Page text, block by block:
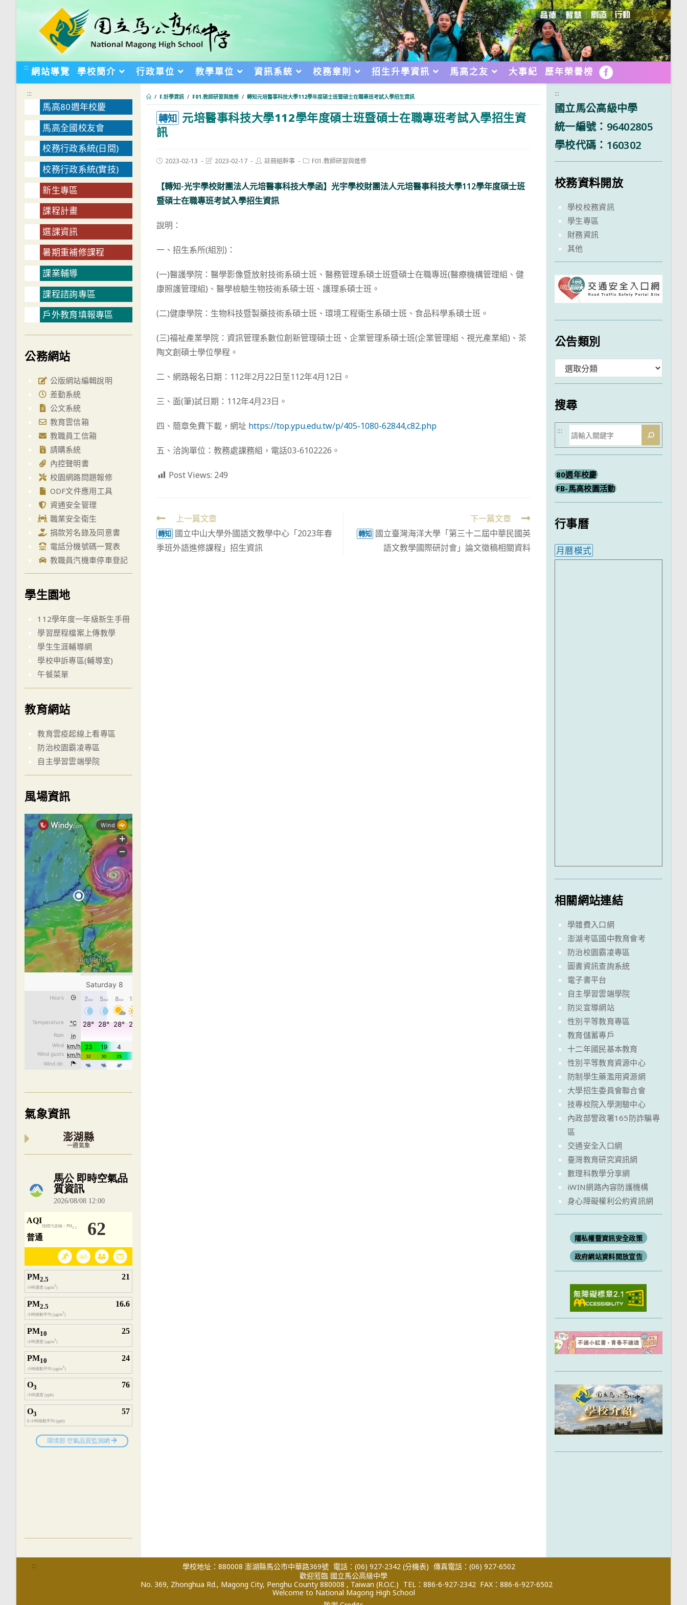
::: 網站導覽 學校簡介 行政單位 教學單位 資訊系統 校務章則 招生升學資訊 馬高之友 大事紀 歷年榮譽榜 FB
/ F.好學資訊 / F01.教師研習與進修 / 轉知元培醫事科技大學112學年度碩士班暨碩士在職專班考試入學招生資訊
轉知 元培醫事科技大學112學年度碩士班暨碩士在職專班考試入學招生資
訊
Post2023-02-13
Post2023-02-17
Post註冊組幹事
PostF01.教師研習與進修
【轉知-光宇學校財團法人元培醫事科技大學函】光宇學校財團法人元培醫事科技大學112學年度碩士班
暨碩士在職專班考試入學招生資訊
說明：
一、招生系所(組別)：
(一)醫護學院：醫學影像暨放射技術系碩士班、醫務管理系碩士班暨碩士在職專班(醫療機構管理組、健
康照護管理組)、醫學檢驗生物技術系碩士班、護理系碩士班。
(二)健康學院：生物科技暨製藥技術系碩士班、環境工程衛生系碩士班、食品科學系碩士班。
(三)福祉產業學院：資訊管理系數位創新管理碩士班、企業管理系碩士班(企業管理組、視光產業組)、茶
陶文創碩士學位學程。
二、網路報名日期：112年2月22日至112年4月12日。
三、面(筆)試日期：112年4月23日。
四、簡章免費下載，網址 https://top.ypu.edu.tw/p/405-1080-62844,c82.php
五、洽詢單位：教務處課務組，電話03-6102226。
Post Views: 249
Read
more
articles
上一篇文章
轉知 國立中山大學外國語文教學中心「2023年春
季班外語進修課程」招生資訊
下一篇文章
轉知 國立臺灣海洋大學「第三十二屆中華民國英
語文教學國際研討會」論文徵稿相關資料
:::
馬高80週年校慶
馬高全國校友會
校務行政系統(日間)
校務行政系統(實技)
新生專區
課程計畫
選課資訊
暑期重補修課程
課業輔導
課程諮詢專區
戶外教育填報專區
公務網站
公版網站編輯說明
差勤系統
公文系統
教育雲信箱
教職員工信箱
請購系統
內控聲明書
校園網路問題報修
ODF文件應用工具
資通安全管理
職業安全衛生
捐款芳名錄及同意書
電話分機號碼一覽表
教職員汽機車停車登記
學生園地
112學年度一年級新生手冊
學習歷程檔案上傳教學
學生生涯輔導網
學校申訴專區(輔導室)
午餐菜單
教育網站
教育雲疫起線上看專區
防治校園霸凌專區
自主學習雲端學院
風場資訊
氣象資訊
澎湖縣
一週氣象
內嵌空氣品質小工具為視覺預覽，完整即時空氣品質資料請開啟
:::
國立馬公高級中學
統一編號：96402805
學校代碼：160302
校務資料開放
學校校務資訊
學生專區
財務資訊
其他
公告類別
類
搜尋
搜
尋
:::
80週年校慶
FB-馬高校園活動
行事曆
月曆模式
相關網站連結
學雜費入口網
澎湖考區國中教育會考
防治校園霸凌專區
圖書資訊查詢系統
電子書平台
自主學習雲端學院
防災宣導網站
性別平等教育專區
教育儲蓄專戶
十二年國民基本教育
性別平等教育資源中心
防制學生藥濫用資源網
大學招生委員會聯合會
技專校院入學測驗中心
內政部警政署165防詐騙專
區
交通安全入口網
臺灣教育研究資訊網
數理科教學分享網
iWIN網路內容防護機構
身心障礙權利公約資訊網
隱私權暨資訊安全政策
政府網站資料開放宣告
::: 學校地址：880008 澎湖縣馬公市中華路369號 電話：(06) 927-2342 (分機表) 傳真電話：(06) 927-6502
歡迎蒞臨 國立馬公高級中學
No. 369, Zhonghua Rd., Magong City, Penghu County 880008 , Taiwan (R.O.C.) TEL：886-6-927-2342 FAX：886-6-927-6502
Welcome to National Magong High School